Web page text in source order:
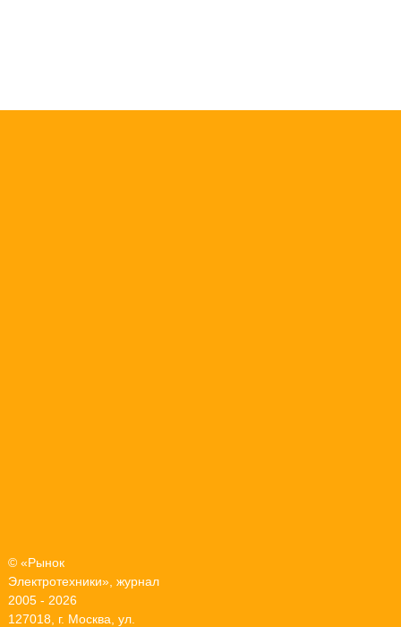
© «Рынок
Электротехники», журнал
2005 - 2026
127018, г. Москва, ул.